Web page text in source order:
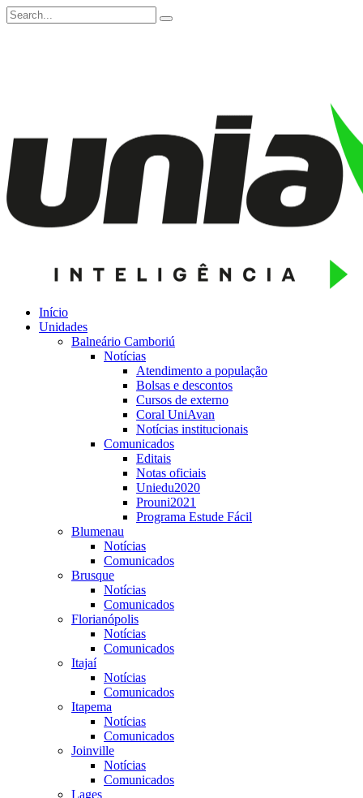
Início
Unidades
Balneário Camboriú
Notícias
Atendimento a população
Bolsas e descontos
Cursos de externo
Coral UniAvan
Notícias institucionais
Comunicados
Editais
Notas oficiais
Uniedu2020
Prouni2021
Programa Estude Fácil
Blumenau
Notícias
Comunicados
Brusque
Notícias
Comunicados
Florianópolis
Notícias
Comunicados
Itajaí
Notícias
Comunicados
Itapema
Notícias
Comunicados
Joinville
Notícias
Comunicados
Lages